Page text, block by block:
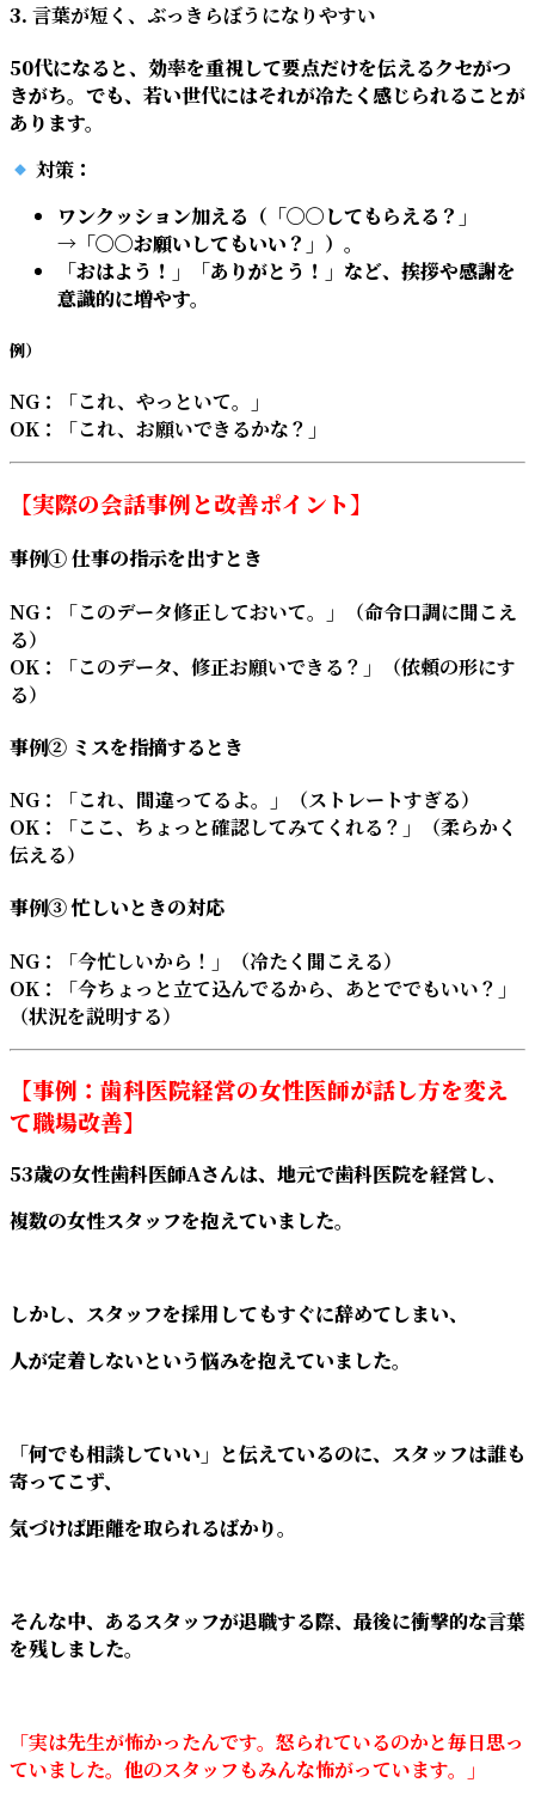
3. 言葉が短く、ぶっきらぼうになりやすい
50代になると、効率を重視して要点だけを伝えるクセがつ
きがち。でも、若い世代にはそれが冷たく感じられることが
あります。
対策 ：
ワンクッション加える（「〇〇してもらえる？」
→「〇〇お願いしてもいい？」）。
「おはよう！」「ありがとう！」など、挨拶や感謝を
意識的に増やす。
例）
NG：「これ、やっといて。」
OK：「これ、お願いできるかな？」
【実際の会話事例と改善ポイント】
事例① 仕事の指示を出すとき
NG：「このデータ修正しておいて。」（命令口調に聞こえ
る）
OK：「このデータ、修正お願いできる？」（依頼の形にす
る）
事例② ミスを指摘するとき
NG：「これ、間違ってるよ。」（ストレートすぎる）
OK：「ここ、ちょっと確認してみてくれる？」（柔らかく
伝える）
事例③ 忙しいときの対応
NG：「今忙しいから！」（冷たく聞こえる）
OK：「今ちょっと立て込んでるから、あとででもいい？」
（状況を説明する）
【事例：歯科医院経営の女性医師が話し方を変え
て職場改善】
53歳の女性歯科医師Aさんは、地元で歯科医院を経営し、
複数の女性スタッフを抱えていました。
しかし、スタッフを採用してもすぐに辞めてしまい、
人が定着しないという悩みを抱えていました。
「何でも相談していい」と伝えているのに、スタッフは誰も
寄ってこず、
気づけば距離を取られるばかり。
そんな中、あるスタッフが退職する際、最後に衝撃的な言葉
を残しました。
「実は先生が怖かったんです。怒られているのかと毎日思っ
ていました。他のスタッフもみんな怖がっています。」